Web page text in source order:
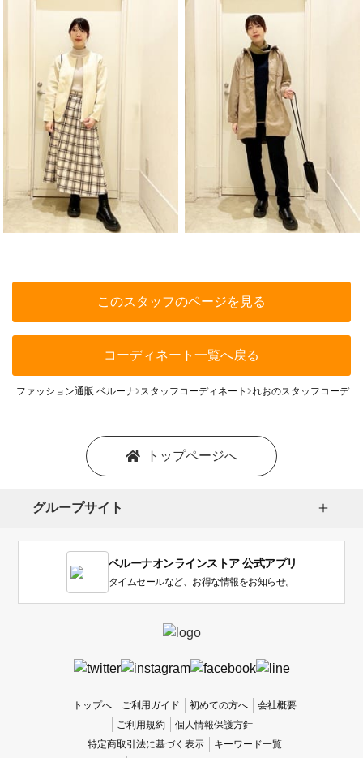
このスタッフのページを見る
コーディネート一覧へ戻る
ファッション通販 ベルーナ スタッフコーディネート れおのスタッフコーディ
トップページへ
グループサイト
ベルーナオンラインストア 公式アプリ
タイムセールなど、お得な情報をお知らせ。
トップへ ご利用ガイド 初めての方へ
会社概要
ご利用規約
個人情報保護方針
特定商取引法に基づく表示
キーワード一覧